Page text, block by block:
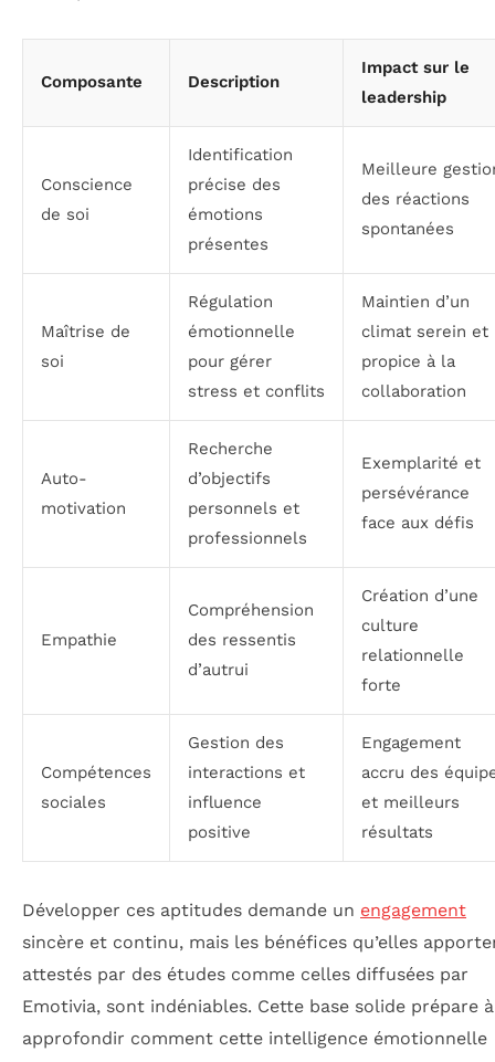
Composante Description
Impact sur le
leadership
Conscience
de soi
Identification
précise des
émotions
présentes
Meilleure
des réactions
spontanées
Maîtrise de
soi
Régulation
émotionnelle
pour gérer
stress et conflits
Maintien d’un
climat serein et
propice à la
collaboration
Auto-
motivation
Recherche
d’objectifs
personnels et
professionnels
Exemplarité et
persévérance
face aux défis
Empathie
Compréhension
des ressentis
d’autrui
Création d’une
culture
relationnelle
forte
Compétences
sociales
Gestion des
interactions et
influence
positive
Engagement
accru des
et meilleurs
résultats
Développer ces aptitudes demande un engagement
sincère et continu, mais les bénéfices qu’elles
attestés par des études comme celles diffusées par
Emotivia, sont indéniables. Cette base solide prépare à
approfondir comment cette intelligence émotionnelle